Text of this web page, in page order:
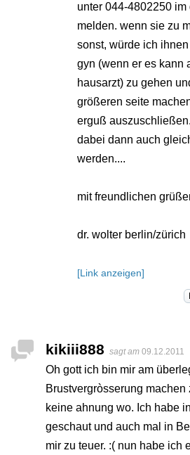
unter 044-4802250
melden. wenn sie zu
sonst, würde ich
gyn (wenn er es kann
hausarzt) zu gehen
größeren seite
erguß
dabei dann auch
werden....
mit freundlichen
dr. wolter berlin/zürich
[Link anzeigen]
kikiii888 sagt am 09.12.2011
Oh gott ich bin mir am
Brustvergròsserung
keine ahnung wo. Ich habe
geschaut und auch mal in
mir zu teuer. :( nun habe ich